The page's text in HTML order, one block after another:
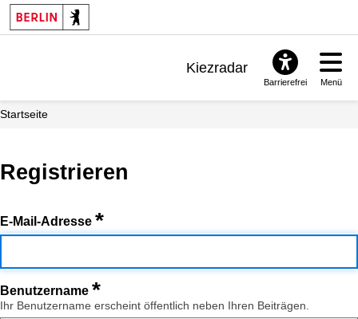
Kiezradar
Barrierefrei Menü
Startseite
Registrieren
E-Mail-Adresse *
Benutzername *
Ihr Benutzername erscheint öffentlich neben Ihren Beiträgen.